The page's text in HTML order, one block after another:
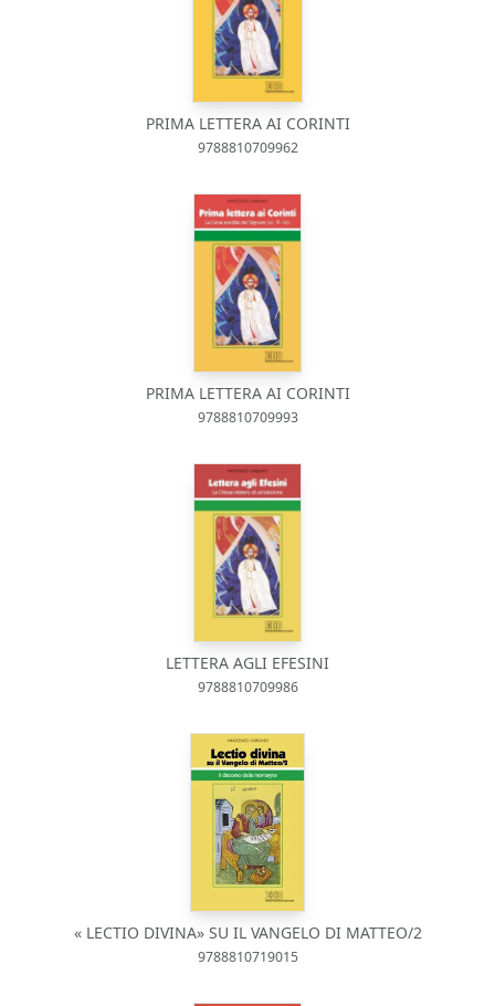
PRIMA LETTERA AI CORINTI
9788810709962
PRIMA LETTERA AI CORINTI
9788810709993
LETTERA AGLI EFESINI
9788810709986
« LECTIO DIVINA» SU IL VANGELO DI MATTEO/2
9788810719015